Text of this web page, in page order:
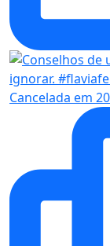
Cancelada em